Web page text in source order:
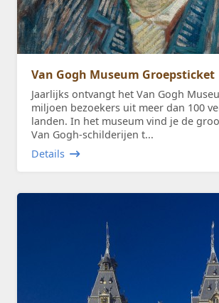
Van Gogh Museum Groepsticket
Jaarlijks ontvangt het Van Gogh
miljoen bezoekers uit meer dan 100
landen. In het museum vind je de
Van Gogh-schilderijen t...
Details